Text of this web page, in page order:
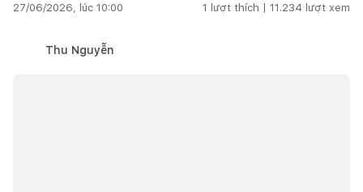
27/06/2026, lúc 10:00 1 lượt thích | 11.234 lượt xem
Thu Nguyễn